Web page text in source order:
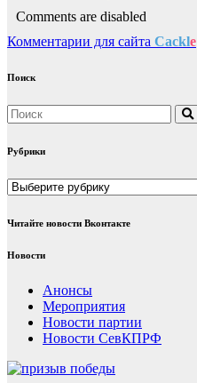
Comments are disabled
Комментарии для сайта Cackle
Поиск
Рубрики
Рубрики
Читайте новости Вконтакте
Новости
Анонсы
Мероприятия
Новости партии
Новости СевКПРФ